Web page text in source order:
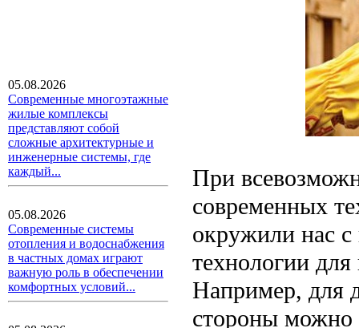
05.08.2026
Современные многоэтажные
жилые комплексы
представляют собой
сложные архитектурные и
инженерные системы, где
каждый...
05.08.2026
Современные системы
отопления и водоснабжения
в частных домах играют
важную роль в обеспечении
комфортных условий...
При
современных
окружили нас с
технологии
Например, для
стороны можно